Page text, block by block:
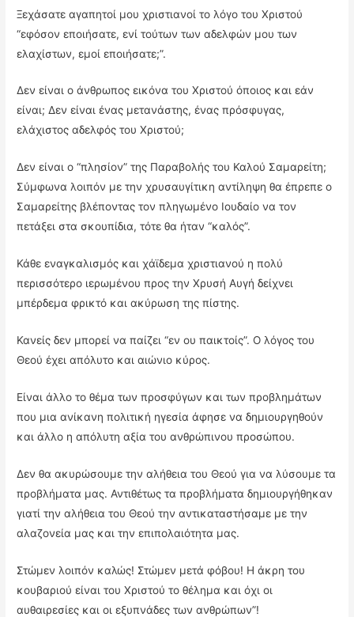
Ξεχάσατε αγαπητοί μου χριστιανοί το λόγο του Χριστού
“εφόσον εποιήσατε, ενί τούτων των αδελφών μου των
ελαχίστων, εμοί εποιήσατε;”.
Δεν είναι ο άνθρωπος εικόνα του Χριστού όποιος και εάν
είναι; Δεν είναι ένας μετανάστης, ένας πρόσφυγας,
ελάχιστος αδελφός του Χριστού;
Δεν είναι ο “πλησίον” της Παραβολής του Καλού Σαμαρείτη;
Σύμφωνα λοιπόν με την χρυσαυγίτικη αντίληψη θα έπρεπε ο
Σαμαρείτης βλέποντας τον πληγωμένο Ιουδαίο να τον
πετάξει στα σκουπίδια, τότε θα ήταν “καλός”.
Κάθε εναγκαλισμός και χάϊδεμα χριστιανού η πολύ
περισσότερο ιερωμένου προς την Χρυσή Αυγή δείχνει
μπέρδεμα φρικτό και ακύρωση της πίστης.
Κανείς δεν μπορεί να παίζει “εν ου παικτοίς”. Ο λόγος του
Θεού έχει απόλυτο και αιώνιο κύρος.
Είναι άλλο το θέμα των προσφύγων και των προβλημάτων
που μια ανίκανη πολιτική ηγεσία άφησε να δημιουργηθούν
και άλλο η απόλυτη αξία του ανθρώπινου προσώπου.
Δεν θα ακυρώσουμε την αλήθεια του Θεού για να λύσουμε τα
προβλήματα μας. Αντιθέτως τα προβλήματα δημιουργήθηκαν
γιατί την αλήθεια του Θεού την αντικαταστήσαμε με την
αλαζονεία μας και την επιπολαιότητα μας.
Στώμεν λοιπόν καλώς! Στώμεν μετά φόβου! Η άκρη του
κουβαριού είναι του Χριστού το θέλημα και όχι οι
αυθαιρεσίες και οι εξυπνάδες των ανθρώπων”!